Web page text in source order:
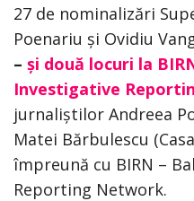
27 de nominalizări
Poenariu și Ovidiu
– și două locuri la
Investigative
jurnaliștilor Andreea
Matei Bărbulescu
împreună cu BIRN –
Reporting Network.